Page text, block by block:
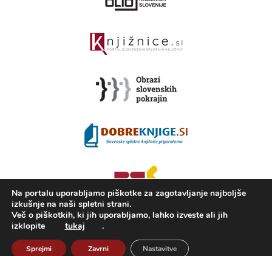
2008 - 2026 © Portal KAMRA
O Kamri
Pogoji uporabe Izjava o dostopnosti
Na portalu uporabljamo piškotke za zagotavljanje najboljše
izkušnje na naši spletni strani.
Več o piškotkih, ki jih uporabljamo, lahko izveste ali jih
izklopite
tukaj .
Sprejmi Zavrni Nastavitve